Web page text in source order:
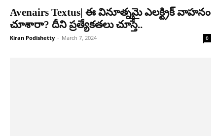
Avenairs Textus| ఈ వినూత్నమై ఎలక్ట్రిక్ వాహనం
చూశారా? దీని ప్రత్యేకతలు చూస్తే..
Kiran Podishetty - March 7, 2024 0